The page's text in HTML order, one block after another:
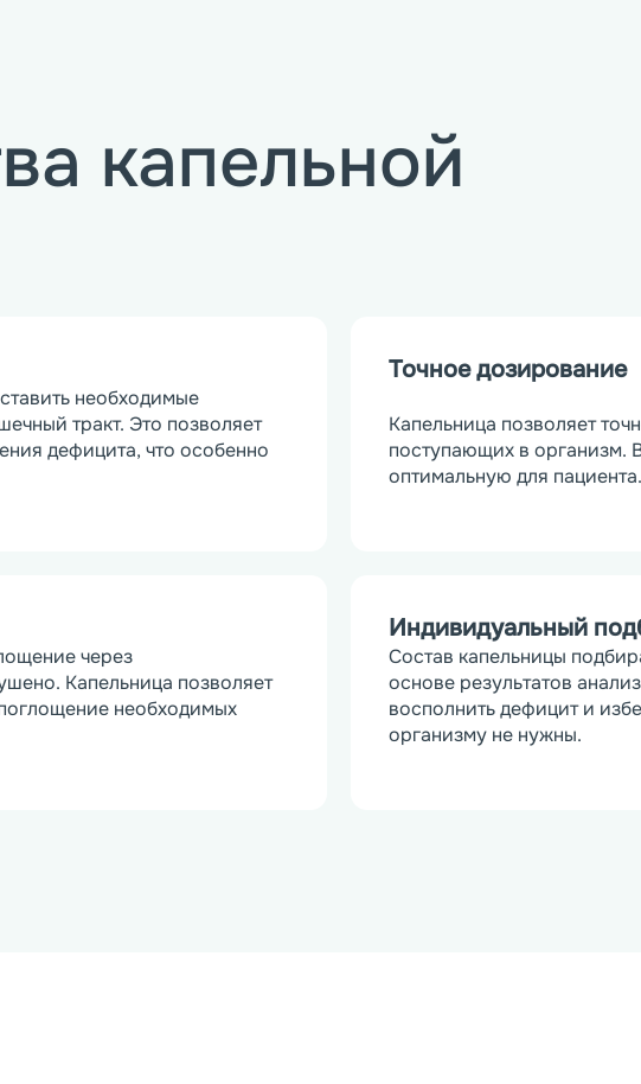
капельной
необходимые
тракт. Это позволяет
дефицита, что особенно
Точное дозирование
Капельница позволяет
поступающих в организм.
оптимальную для пациента.
через
Капельница позволяет
необходимых
Индивидуальный
Состав капельницы
основе результатов
восполнить дефицит и
организму не нужны.